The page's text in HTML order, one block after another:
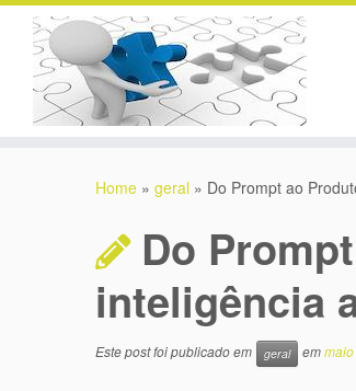
Home » geral » Do Prompt ao
Do
inteligência
Este post foi publicado em geral em